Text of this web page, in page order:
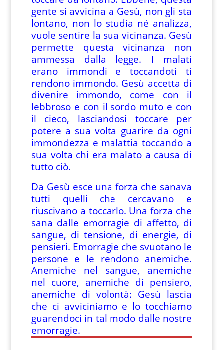
gente si avvicina a Gesù, non gli sta
lontano, non lo studia né analizza,
vuole sentire la sua vicinanza. Gesù
permette questa vicinanza non
ammessa dalla legge. I malati
erano immondi e toccandoti ti
rendono immondo. Gesù accetta di
divenire immondo, come con il
lebbroso e con il sordo muto e con
il cieco, lasciandosi toccare per
potere a sua volta guarire da ogni
immondezza e malattia toccando a
sua volta chi era malato a causa di
tutto ciò.
Da Gesù esce una forza che sanava
tutti quelli che cercavano e
riuscivano a toccarlo. Una forza che
sana dalle emorragie di affetto, di
sangue, di tensione, di energie, di
pensieri. Emorragie che svuotano le
persone e le rendono anemiche.
Anemiche nel sangue, anemiche
nel cuore, anemiche di pensiero,
anemiche di volontà: Gesù lascia
che ci avviciniamo e lo tocchiamo
guarendoci in tal modo dalle nostre
emorragie.